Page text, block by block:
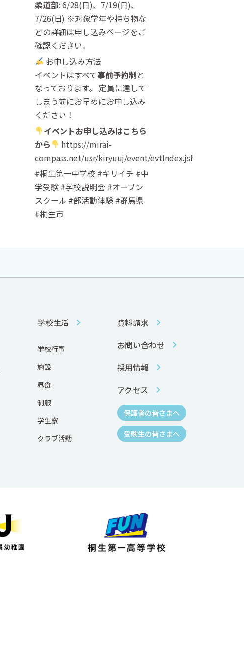
柔道部: 6/28(日)、7/19(日)、
7/26(日) ※対象学年や持ち物な
どの詳細は申し込みページをご
確認ください。
お申し込み方法
イベントはすべて事前予約制と
なっております。 定員に達して
しまう前にお早めにお申し込み
ください！
イベントお申し込みはこちら
から
https://mirai-
compass.net/usr/kiryuuj/event/evtIndex.jsf
#桐生第一中学校 #キリイチ #中
学受験 #学校説明会 #オープン
スクール #部活動体験 #群馬県
#桐生市
学校生活
学校行事
施設
昼食
制服
学生寮
クラブ活動
資料請求
お問い合わせ
採用情報
アクセス
保護者の皆さまへ
受験生の皆さまへ